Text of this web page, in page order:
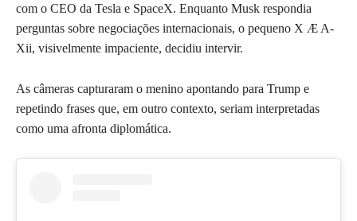
com o CEO da Tesla e SpaceX. Enquanto Musk respondia
perguntas sobre negociações internacionais, o pequeno X Æ A-
Xii, visivelmente impaciente, decidiu intervir.
As câmeras capturaram o menino apontando para Trump e
repetindo frases que, em outro contexto, seriam interpretadas
como uma afronta diplomática.